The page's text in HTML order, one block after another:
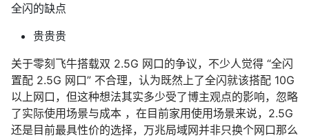
全闪的缺点
贵贵贵
关于零刻飞牛搭载双 2.5G 网口的争议，不少人觉得 “全闪
置配 2.5G 网口” 不合理，认为既然上了全闪就该搭配 10G
以上网口，但这种想法其实多少受了博主观点的影响，忽略
了实际使用场景与成本 ，在目前家用使用场景来说，2.5G
还是目前最具性价的选择，万兆局域网并非只换个网口那么